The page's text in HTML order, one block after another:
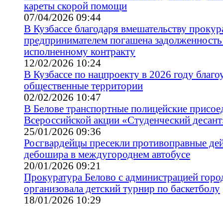
кареты скорой помощи
07/04/2026 09:44
В Кузбассе благодаря вмешательству
предпринимателем погашена
исполненному контракту
12/02/2026 10:24
В Кузбассе по нацпроекту в 2026 году
общественные территории
02/02/2026 10:47
В Белове транспортные полицейские
Всероссийской акции «Студенческий
25/01/2026 09:36
Росгвардейцы пресекли противоправные
дебошира в междугороднем автобусе
20/01/2026 09:21
Прокуратура Белово с администрацией
организовала детский турнир по баскетболу
18/01/2026 10:29